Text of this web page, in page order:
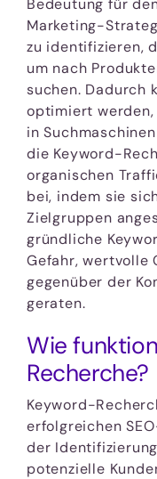
Bedeutung für
Marketing-
zu identifizieren,
um nach
suchen. Dadurch
optimiert
in
die Keyword-
organischen
bei, indem sie
Zielgruppen
gründliche
Gefahr, wertvolle
gegenüber der
geraten.
Wie
Recherche?
Keyword-
erfolgreichen
der
potenzielle